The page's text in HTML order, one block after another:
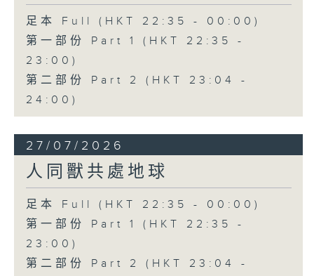
足本 Full (HKT 22:35 - 00:00)
第一部份 Part 1 (HKT 22:35 -
23:00)
第二部份 Part 2 (HKT 23:04 -
24:00)
27/07/2026
人同獸共處地球
足本 Full (HKT 22:35 - 00:00)
第一部份 Part 1 (HKT 22:35 -
23:00)
第二部份 Part 2 (HKT 23:04 -